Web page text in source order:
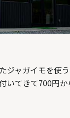
ャガイモを使
てきて700円